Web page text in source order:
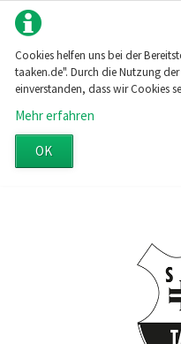
Cookies helfen uns bei der
taaken.de". Durch die Nutzung
einverstanden, dass wir Cookies
Mehr erfahren
OK